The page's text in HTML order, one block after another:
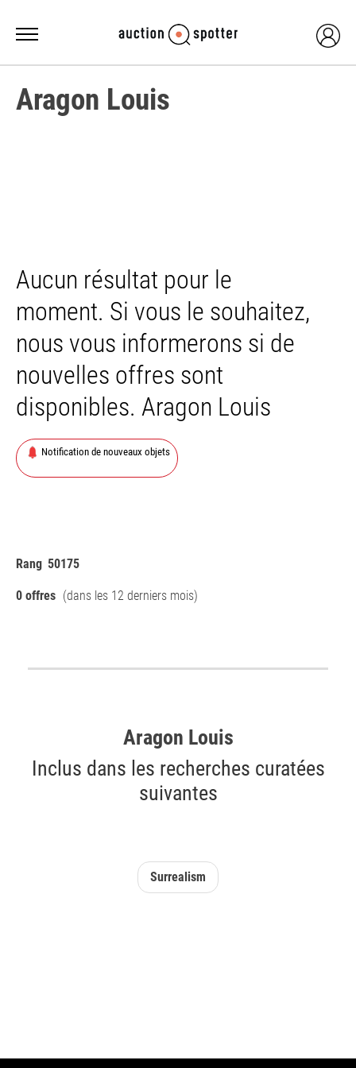
Aragon Louis
Aucun résultat pour le
moment. Si vous le souhaitez,
nous vous informerons si de
nouvelles offres sont
disponibles. Aragon Louis
Notification de nouveaux objets
Rang 50175
0 offres (dans les 12 derniers mois)
Aragon Louis
Inclus dans les recherches curatées
suivantes
Surrealism